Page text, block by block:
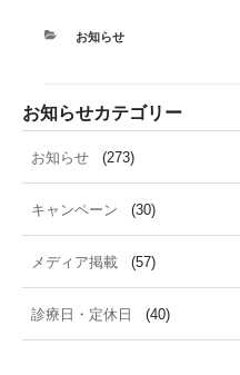
カ
ー
お知らせ
お知らせカテゴリー
お知らせ (273)
キャンペーン (30)
メディア掲載 (57)
診療日・定休日 (40)